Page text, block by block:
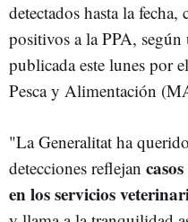
detectados hasta la
positivos a la PPA,
publicada este lunes por
Pesca y Alimentación
"La Generalitat ha
detecciones reflejan
en los servicios